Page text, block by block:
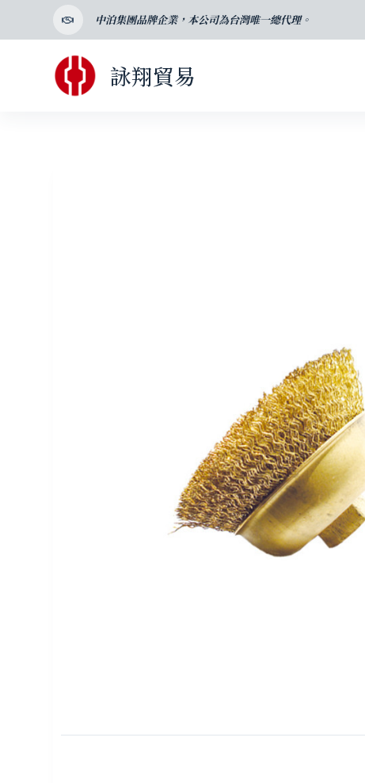
至
中泊集團品牌企業，本公司為台灣唯一總代理。
詠翔貿易